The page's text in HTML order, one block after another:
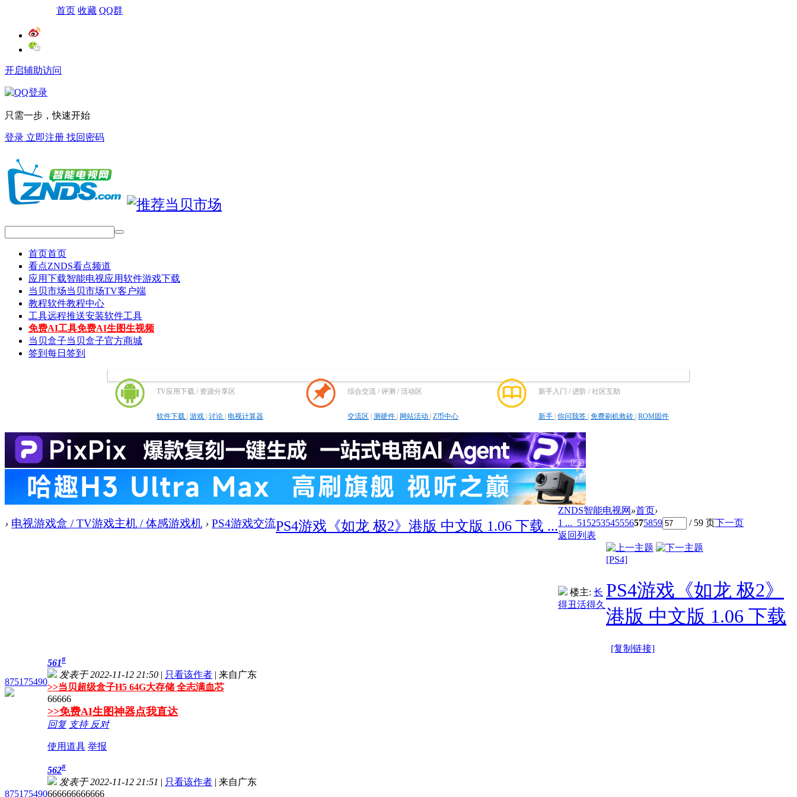
首页 收藏 QQ群
开启辅助访问
只需一步，快速开始
登录 立即注册 找回密码
首页首页
看点ZNDS看点频道
应用下载智能电视应用软件游戏下载
当贝市场当贝市场TV客户端
教程软件教程中心
工具远程推送安装软件工具
免费AI工具免费AI生图生视频
当贝盒子当贝盒子官方商城
签到 每日签到
TV应用下载 / 资源分享区
软件下载 | 游戏 | 讨论 | 电视计算器
综合交流 / 评测 / 活动区
交流区 | 测硬件 | 网站活动 | Z币中心
新手入门 / 进阶 / 社区互助
新手 | 你问我答 | 免费刷机救砖 | ROM固件
ZNDS智能电视网 »首页
› 电视游戏盒 / TV游戏主机 / 体感游戏机 › PS4游戏交流
›
PS4游戏《如龙 极2》港版 中文版 1.06 下载 ...1 ... 51 5253545556575859 / 59 页下一页
返回列表
楼主: 长
得丑活得久
[PS4]
PS4游戏《如龙 极2》
港版 中文版 1.06 下载
[复制链接]
875175490
561#
发表于 2022-11-12 21:50 | 只看该作者 | 来自广东
>>当贝超级盒子H5 64G大存储 全志满血芯
66666
>>免费AI生图神器点我直达
回复 支持 反对
使用道具 举报
875175490
562#
发表于 2022-11-12 21:51 | 只看该作者 | 来自广东
666666666666